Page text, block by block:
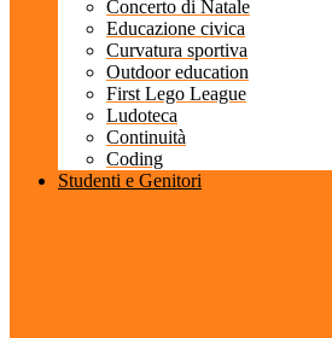
Concerto di Natale
Educazione civica
Curvatura sportiva
Outdoor education
First Lego League
Ludoteca
Continuità
Coding
Studenti e Genitori